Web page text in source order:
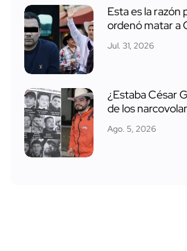
Esta es la razón
ordenó matar a
Jul. 31, 2026
¿Estaba César
de los
Ago. 5, 2026